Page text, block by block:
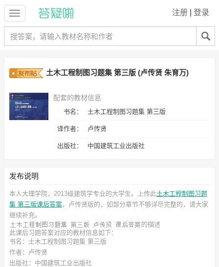
注册 登录
土木工程制图习题集 第三版 (卢传贤 朱育万)
配套的教材信息
书名： 土木工程制图习题集 第三版
译作者： 卢传贤
出版社： 中国建筑工业出版社
发布说明
本人大理学院，2013级建筑学专业的大学生。上传此土木工程制图习题
集 第三版课后答案，卢传贤版的，如部分章节不够详尽完整的，请大家
继续补充。
的描述
此课后习题答案对应的教材信息如下：
书名：土木工程制图习题集 第三版
作者：卢传贤
出版社：中国建筑工业出版社